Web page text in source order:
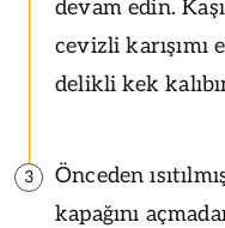
devam edin.
cevizli karışımı
delikli kek
3
Önceden
kapağını